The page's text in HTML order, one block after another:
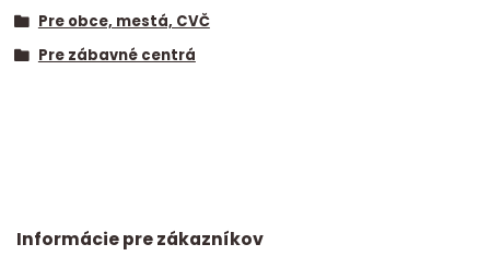
Pre obce, mestá, CVČ
Pre zábavné centrá
Informácie pre zákazníkov